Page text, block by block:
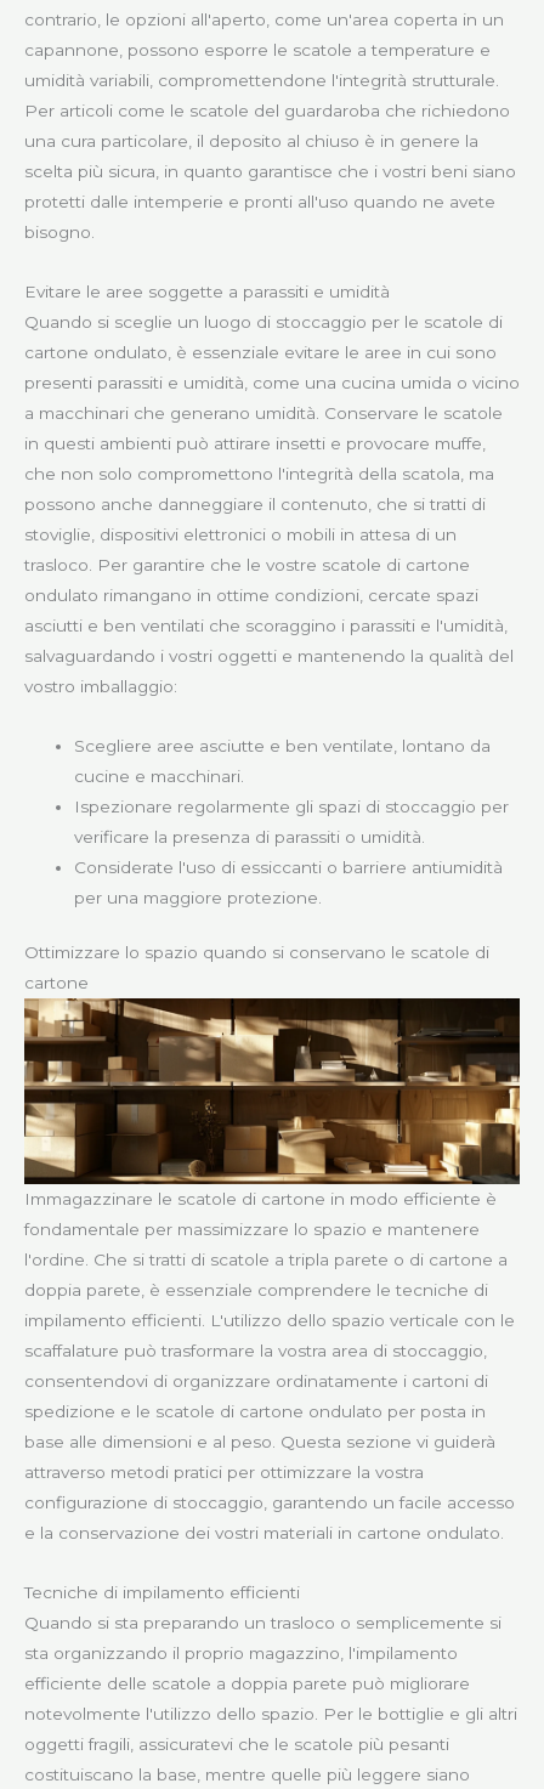
contrario, le opzioni all'aperto, come un'area coperta in un
capannone, possono esporre le scatole a temperature e
umidità variabili, compromettendone l'integrità strutturale.
Per articoli come le scatole del guardaroba che richiedono
una cura particolare, il deposito al chiuso è in genere la
scelta più sicura, in quanto garantisce che i vostri beni siano
protetti dalle intemperie e pronti all'uso quando ne avete
bisogno.
Evitare le aree soggette a parassiti e umidità
Quando si sceglie un luogo di stoccaggio per le scatole di
cartone ondulato, è essenziale evitare le aree in cui sono
presenti parassiti e umidità, come una cucina umida o vicino
a macchinari che generano umidità. Conservare le scatole
in questi ambienti può attirare insetti e provocare muffe,
che non solo compromettono l'integrità della scatola, ma
possono anche danneggiare il contenuto, che si tratti di
stoviglie, dispositivi elettronici o mobili in attesa di un
trasloco. Per garantire che le vostre scatole di cartone
ondulato rimangano in ottime condizioni, cercate spazi
asciutti e ben ventilati che scoraggino i parassiti e l'umidità,
salvaguardando i vostri oggetti e mantenendo la qualità del
vostro imballaggio:
Scegliere aree asciutte e ben ventilate, lontano da
cucine e macchinari.
Ispezionare regolarmente gli spazi di stoccaggio per
verificare la presenza di parassiti o umidità.
Considerate l'uso di essiccanti o barriere antiumidità
per una maggiore protezione.
Ottimizzare lo spazio quando si conservano le scatole di
cartone
Immagazzinare le scatole di cartone in modo efficiente è
fondamentale per massimizzare lo spazio e mantenere
l'ordine. Che si tratti di scatole a tripla parete o di cartone a
doppia parete, è essenziale comprendere le tecniche di
impilamento efficienti. L'utilizzo dello spazio verticale con le
scaffalature può trasformare la vostra area di stoccaggio,
consentendovi di organizzare ordinatamente i cartoni di
spedizione e le scatole di cartone ondulato per posta in
base alle dimensioni e al peso. Questa sezione vi guiderà
attraverso metodi pratici per ottimizzare la vostra
configurazione di stoccaggio, garantendo un facile accesso
e la conservazione dei vostri materiali in cartone ondulato.
Tecniche di impilamento efficienti
Quando si sta preparando un trasloco o semplicemente si
sta organizzando il proprio magazzino, l'impilamento
efficiente delle scatole a doppia parete può migliorare
notevolmente l'utilizzo dello spazio. Per le bottiglie e gli altri
oggetti fragili, assicuratevi che le scatole più pesanti
costituiscano la base, mentre quelle più leggere siano